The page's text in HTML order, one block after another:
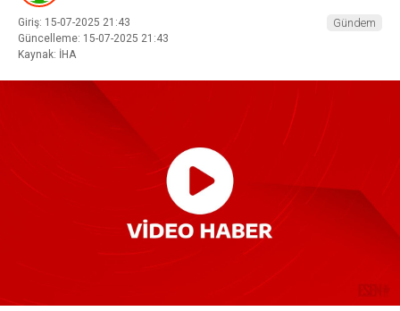
Giriş: 15-07-2025 21:43
Güncelleme: 15-07-2025 21:43
Kaynak: İHA
Gündem